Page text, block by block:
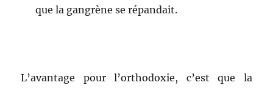
que la gangrène se répandait.
L’avantage pour l’orthodoxie, c’est que la